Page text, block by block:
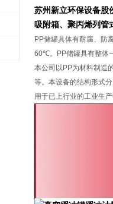
苏州新立环保设备股
吸附箱、聚丙烯列管
PP储罐具体有耐腐、
60℃。PP储罐具有整体
本公司以PP为材料制造
等。本设备的结构形式
用于已上行业的工业生